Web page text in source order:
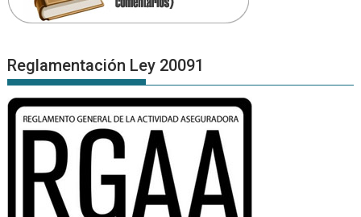
Reglamentación Ley 20091